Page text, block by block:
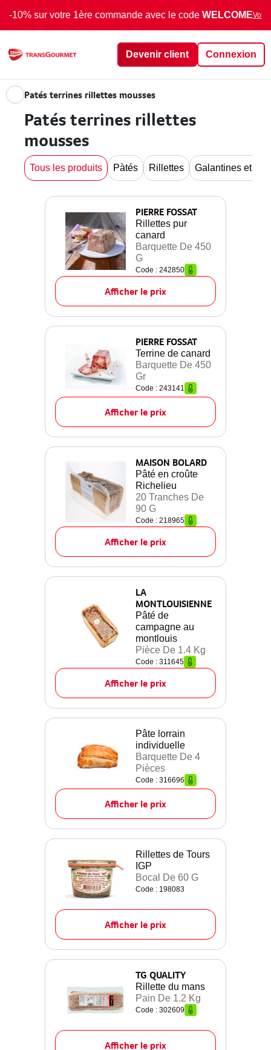
-10% sur votre 1ère commande avec le code WELCOMEVoir
Devenir client Connexion
Patés terrines rillettes mousses
Patés terrines rillettes
mousses
Tous les produits Pàtés Rillettes Galantines et
PIERRE FOSSAT
Rillettes pur
canard
Barquette De 450
G
Code : 242850
Afficher le prix
PIERRE FOSSAT
Terrine de canard
Barquette De 450
Gr
Code : 243141
Afficher le prix
MAISON BOLARD
Pâté en croûte
Richelieu
20 Tranches De
90 G
Code : 218965
Afficher le prix
LA
MONTLOUISIENNE
Pâté de
campagne au
montlouis
Pièce De 1.4 Kg
Code : 311645
Afficher le prix
Pâte lorrain
individuelle
Barquette De 4
Pièces
Code : 316696
Afficher le prix
Rillettes de Tours
IGP
Bocal De 60 G
Code : 198083
Afficher le prix
TG QUALITY
Rillette du mans
Pain De 1.2 Kg
Code : 302609
Afficher le prix